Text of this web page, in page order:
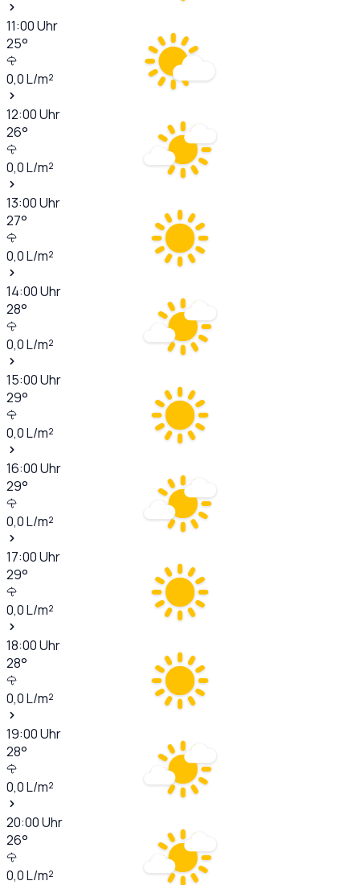
11:00Uhr
25°
0,0L/m²
12:00Uhr
26°
0,0L/m²
13:00Uhr
27°
0,0L/m²
14:00Uhr
28°
0,0L/m²
15:00Uhr
29°
0,0L/m²
16:00Uhr
29°
0,0L/m²
17:00Uhr
29°
0,0L/m²
18:00Uhr
28°
0,0L/m²
19:00Uhr
28°
0,0L/m²
20:00Uhr
26°
0,0L/m²